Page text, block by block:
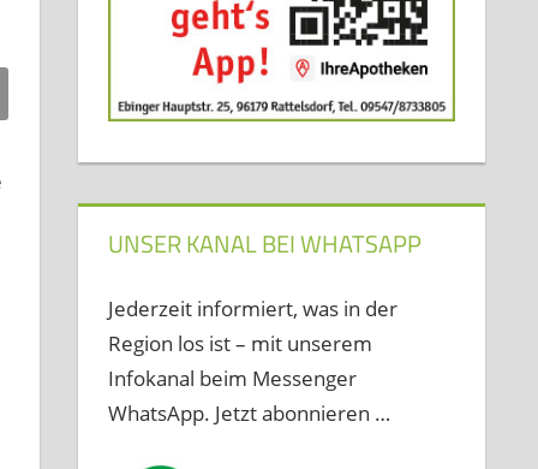
UNSER KANAL BEI WHATSAPP
Jederzeit informiert, was in der
Region los ist – mit unserem
Infokanal beim Messenger
WhatsApp. Jetzt abonnieren …